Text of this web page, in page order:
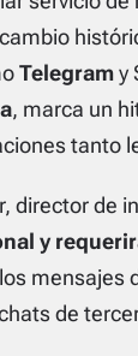
Telegramy
, marca un
tanto
director de
y
mensajes
de